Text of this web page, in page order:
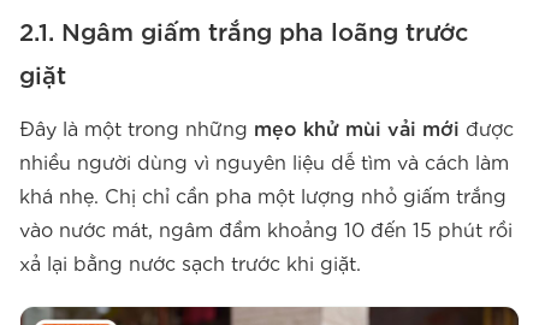
2.1. Ngâm giấm trắng pha loãng trước
giặt
Đây là một trong những mẹo khử mùi vải mới được
nhiều người dùng vì nguyên liệu dễ tìm và cách làm
khá nhẹ. Chị chỉ cần pha một lượng nhỏ giấm trắng
vào nước mát, ngâm đầm khoảng 10 đến 15 phút rồi
xả lại bằng nước sạch trước khi giặt.